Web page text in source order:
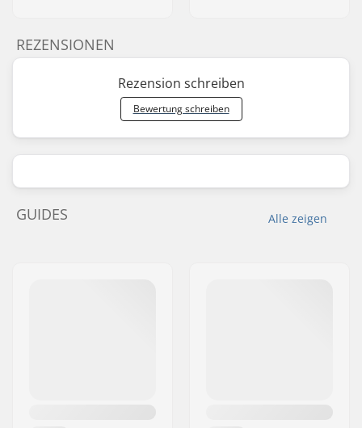
REZENSIONEN
Rezension schreiben
Bewertung schreiben
Alle zeigen
GUIDES